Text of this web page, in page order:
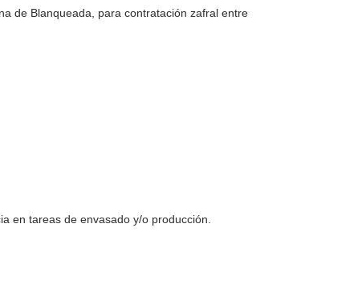
de Blanqueada, para contratación zafral entre
en tareas de envasado y/o producción.